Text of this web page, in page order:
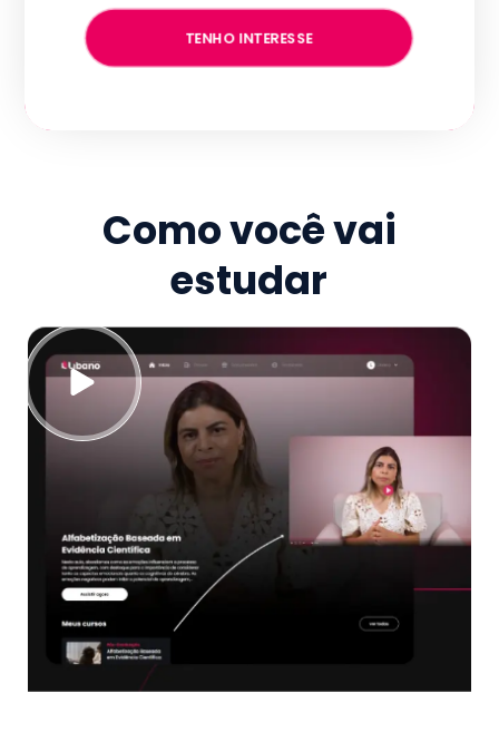
TENHO INTERESSE
Como você vai
estudar